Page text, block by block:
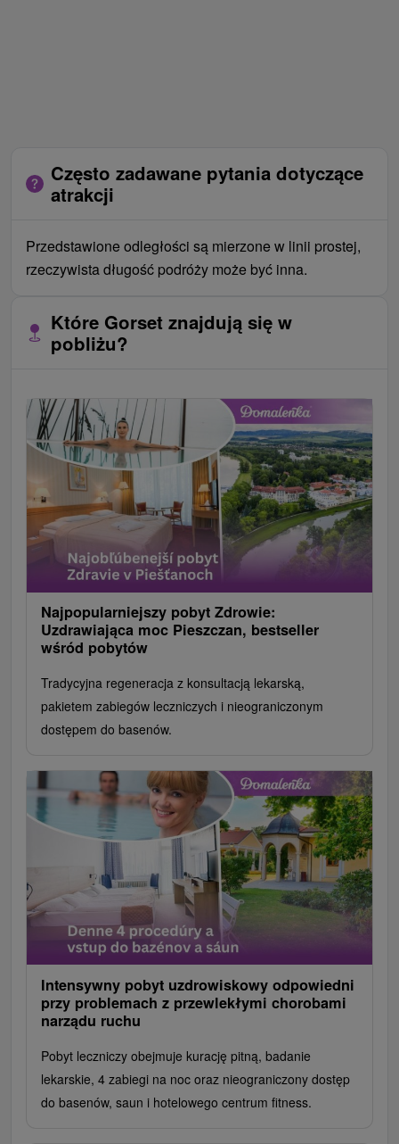
Często zadawane pytania dotyczące
atrakcji
Przedstawione odległości są mierzone w linii prostej,
rzeczywista długość podróży może być inna.
Które Gorset znajdują się w
pobliżu?
Najpopularniejszy pobyt Zdrowie:
Uzdrawiająca moc Pieszczan, bestseller
wśród pobytów
Tradycyjna regeneracja z konsultacją lekarską,
pakietem zabiegów leczniczych i nieograniczonym
dostępem do basenów.
Intensywny pobyt uzdrowiskowy odpowiedni
przy problemach z przewlekłymi chorobami
narządu ruchu
Pobyt leczniczy obejmuje kurację pitną, badanie
lekarskie, 4 zabiegi na noc oraz nieograniczony dostęp
do basenów, saun i hotelowego centrum fitness.